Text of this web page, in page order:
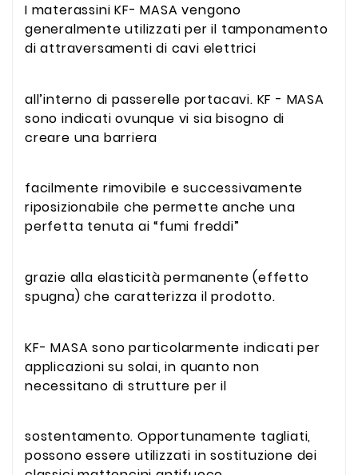
I materassini KF- MASA vengono
generalmente utilizzati per il tamponamento
di attraversamenti di cavi elettrici
all’interno di passerelle portacavi. KF - MASA
sono indicati ovunque vi sia bisogno di
creare una barriera
facilmente rimovibile e successivamente
riposizionabile che permette anche una
perfetta tenuta ai “fumi freddi”
grazie alla elasticità permanente (effetto
spugna) che caratterizza il prodotto.
KF- MASA sono particolarmente indicati per
applicazioni su solai, in quanto non
necessitano di strutture per il
sostentamento. Opportunamente tagliati,
possono essere utilizzati in sostituzione dei